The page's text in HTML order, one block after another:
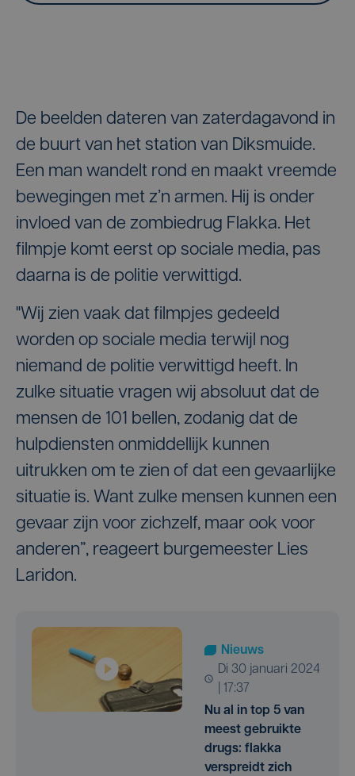
De beelden dateren van zaterdagavond in
de buurt van het station van Diksmuide.
Een man wandelt rond en maakt vreemde
bewegingen met z’n armen. Hij is onder
invloed van de zombiedrug Flakka. Het
filmpje komt eerst op sociale media, pas
daarna is de politie verwittigd.
"Wij zien vaak dat filmpjes gedeeld
worden op sociale media terwijl nog
niemand de politie verwittigd heeft. In
zulke situatie vragen wij absoluut dat de
mensen de 101 bellen, zodanig dat de
hulpdiensten onmiddellijk kunnen
uitrukken om te zien of dat een gevaarlijke
situatie is. Want zulke mensen kunnen een
gevaar zijn voor zichzelf, maar ook voor
anderen”, reageert burgemeester Lies
Laridon.
Nieuws
di 30 januari 2024
| 17:37
Nu al in top 5 van
meest gebruikte
drugs: flakka
verspreidt zich